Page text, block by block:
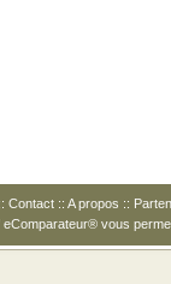
:: Contact :: A propos ::
eComparateur® vous